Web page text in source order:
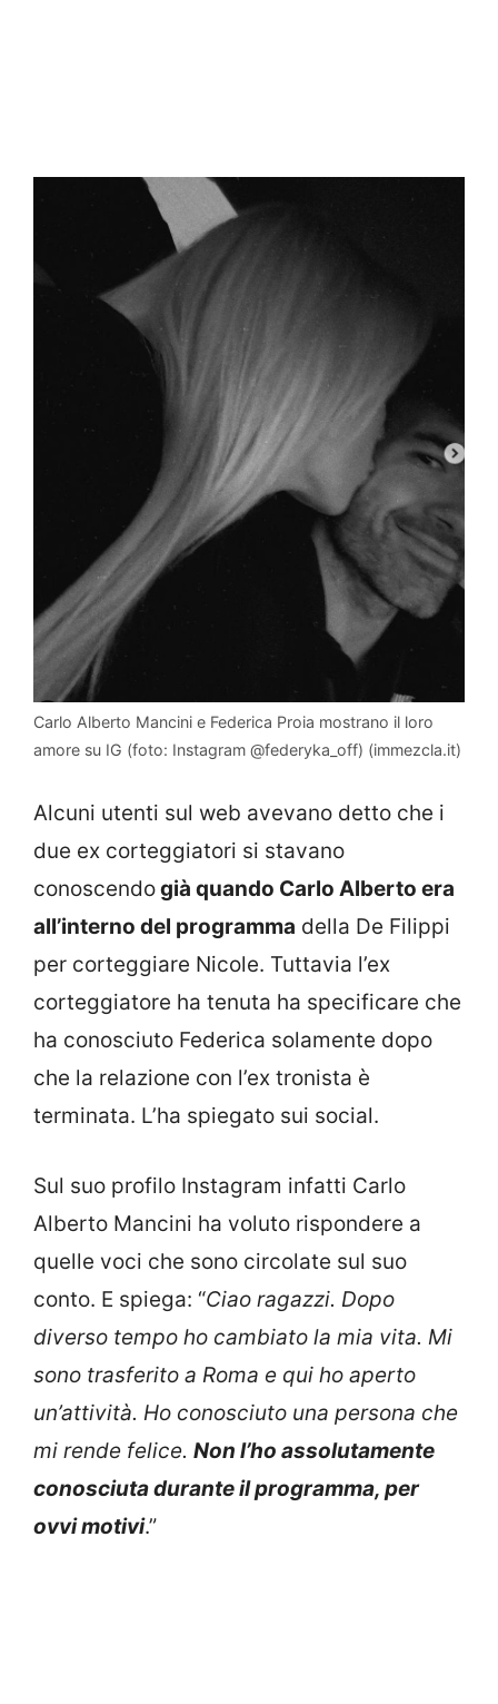
Carlo Alberto Mancini e Federica Proia mostrano il loro
amore su IG (foto: Instagram @federyka_off) (immezcla.it)
Alcuni utenti sul web avevano detto che i
due ex corteggiatori si stavano
conoscendogià quando Carlo Alberto era
all’interno del programma della De Filippi
per corteggiare Nicole. Tuttavia l’ex
corteggiatore ha tenuta ha specificare che
ha conosciuto Federica solamente dopo
che la relazione con l’ex tronista è
terminata. L’ha spiegato sui social.
Sul suo profilo Instagram infatti Carlo
Alberto Mancini ha voluto rispondere a
quelle voci che sono circolate sul suo
conto. E spiega: “Ciao ragazzi. Dopo
diverso tempo ho cambiato la mia vita. Mi
sono trasferito a Roma e qui ho aperto
un’attività. Ho conosciuto una persona che
mi rende felice. Non l’ho assolutamente
conosciuta durante il programma, per
ovvi motivi.”